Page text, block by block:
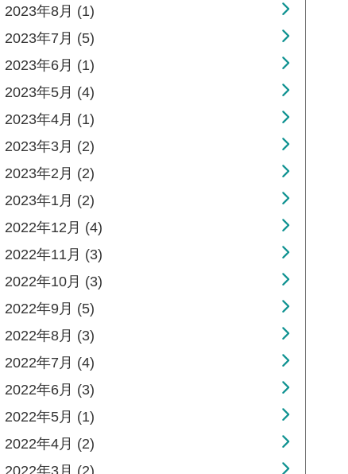
2023年8月 (1)
2023年7月 (5)
2023年6月 (1)
2023年5月 (4)
2023年4月 (1)
2023年3月 (2)
2023年2月 (2)
2023年1月 (2)
2022年12月 (4)
2022年11月 (3)
2022年10月 (3)
2022年9月 (5)
2022年8月 (3)
2022年7月 (4)
2022年6月 (3)
2022年5月 (1)
2022年4月 (2)